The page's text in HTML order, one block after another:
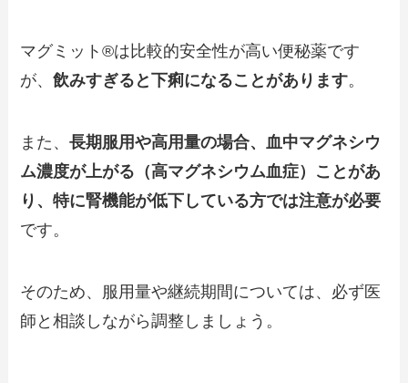
マグミット®は比較的安全性が高い便秘薬です
が、飲みすぎると下痢になることがあります。
また、長期服用や高用量の場合、血中マグネシウ
ム濃度が上がる（高マグネシウム血症）ことがあ
り、特に腎機能が低下している方では注意が必要
です。
そのため、服用量や継続期間については、必ず医
師と相談しながら調整しましょう。